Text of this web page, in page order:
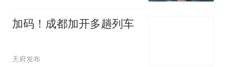
加码！成都加开多趟列车
天府发布